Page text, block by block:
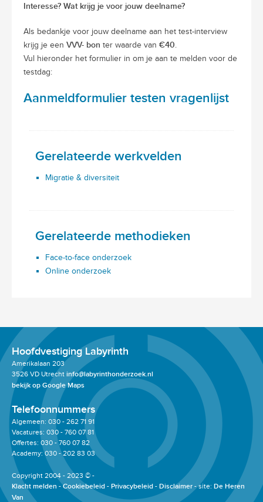
Interesse? Wat krijg je voor jouw deelname?
Als bedankje voor jouw deelname aan het test-interview
krijg je een VVV- bon ter waarde van €40
Vul hieronder het formulier in om je aan te melden voor de
testdag:
Aanmeldformulier testen vragenlijst
Gerelateerde werkvelden
Migratie & diversiteit
Gerelateerde methodieken
Face-to-face onderzoek
Online onderzoek
Hoofdvestiging Labyrinth
Amerikalaan 203
3526 VD Utrecht info@labyrinthonderzoek.nl
bekijk op Google Maps
Telefoonnummers
Algemeen: 030 - 262 71 91
Vacatures: 030 - 760 07 81
Offertes: 030 - 760 07 82
Academy: 030 - 202 83 03
Copyright 2004 - 2023 © -
Klacht melden Cookiebeleid Privacybeleid Disclaimer site: De Heren
Van